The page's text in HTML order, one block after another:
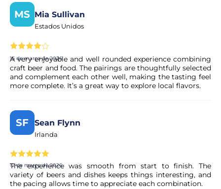
parceiro procede a uma validação rápida para garantir a
disponibilidade da experiência. Em poucos momentos,
recebe a confirmação no seu e-mail.
O pagamento é seguro?
Sim. Todos os pagamentos são processados através de
sistemas de pagamento seguros e encriptados,
financeiros.
MS Mia Sullivan
Estados Unidos
16 de março de 2026
A very enjoyable and well rounded experience combining
craft beer and food. The pairings are thoughtfully selected
and complement each other well, making the tasting feel
more complete. It’s a great way to explore local flavors.
SF Sean Flynn
Irlanda
12 de março de 2026
The experience was smooth from start to finish. The
variety of beers and dishes keeps things interesting, and
the pacing allows time to appreciate each combination.